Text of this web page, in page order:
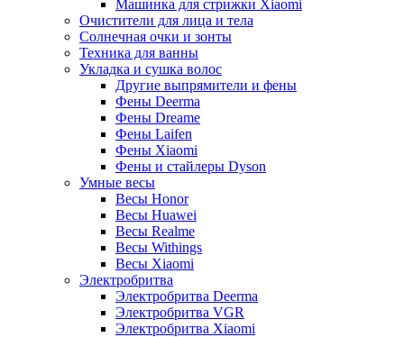
Машинка для стрижки Xiaomi
Очистители для лица и тела
Солнечная очки и зонты
Техника для ванны
Укладка и сушка волос
Другие выпрямители и фены
Фены Deerma
Фены Dreame
Фены Laifen
Фены Xiaomi
Фены и стайлеры Dyson
Умные весы
Весы Honor
Весы Huawei
Весы Realme
Весы Withings
Весы Xiaomi
Электробритва
Электробритва Deerma
Электробритва VGR
Электробритва Xiaomi